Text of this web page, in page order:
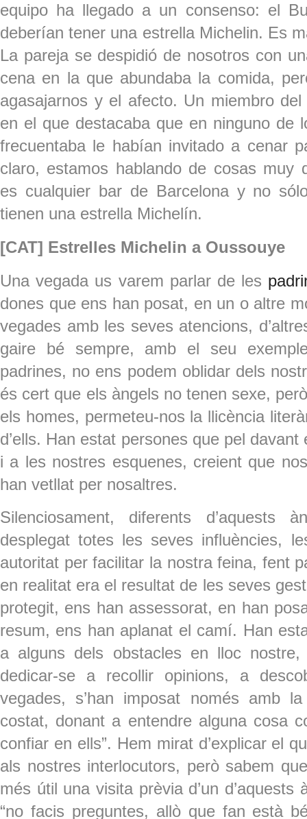
equipo ha llegado a un consenso: el
deberían tener una estrella Michelin. Es
La pareja se despidió de nosotros con
cena en la que abundaba la comida,
agasajarnos y el afecto. Un miembro
en el que destacaba que en ninguno de
frecuentaba le habían invitado a cenar
claro, estamos hablando de cosas muy
es cualquier bar de Barcelona y no
tienen una estrella Michelín.
[CAT] Estrelles Michelin a Oussouye
Una vegada us varem parlar de les
dones que ens han posat, en un o altre
vegades amb les seves atencions,
gaire bé sempre, amb el seu
padrines, no ens podem oblidar dels
és cert que els àngels no tenen sexe,
els homes, permeteu-nos la llicència
d’ells. Han estat persones que pel
i a les nostres esquenes, creient que
han vetllat per nosaltres.
Silenciosament, diferents d’aquests
desplegat totes les seves influències,
autoritat per facilitar la nostra feina, fent
en realitat era el resultat de les seves
protegit, ens han assessorat, en han
resum, ens han aplanat el camí. Han
a alguns dels obstacles en lloc
dedicar-se a recollir opinions, a
vegades, s’han imposat només amb
costat, donant a entendre alguna cosa
confiar en ells”. Hem mirat d’explicar el
als nostres interlocutors, però sabem
més útil una visita prèvia d’un
“no facis preguntes, allò que fan està